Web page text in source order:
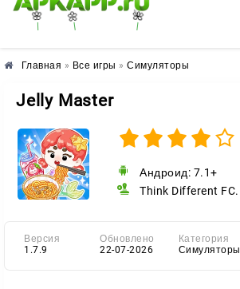
🌸 🌼 🌺
Главная » Все игры » Симуляторы
Jelly Master
Андроид: 7.1+
Think Different FC.
Версия
1.7.9
Обновлено
22-07-2026
Категория
Симуляторы